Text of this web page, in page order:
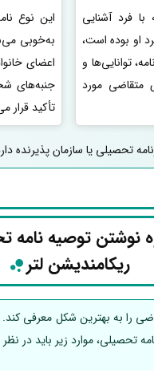
فرد آشنایی
او بوده است،
توانایی‌ها و
متقاضی مورد
این نوع
به‌خوبی
اعضای
جنبه‌های
تأکید قرار
تحصیلی یا سازمان پذیرنده
نوشتن توصیه نامه
ریکامندیشن لتر
را به بهترین شکل معرفی
موارد زیر باید در نظر